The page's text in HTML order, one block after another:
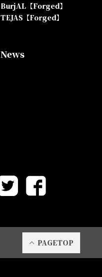
BurjAL【Forged】
TEJAS【Forged】
News
PAGETOP